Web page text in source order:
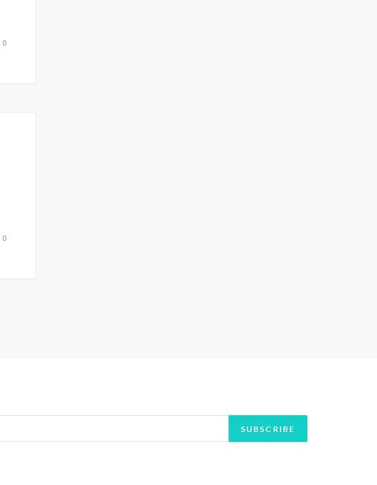
0
0